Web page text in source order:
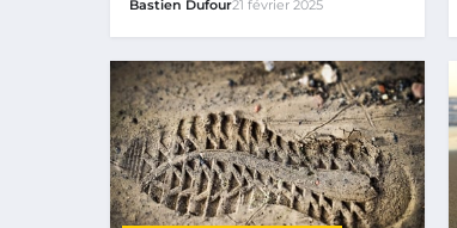
Bastien Dufour21 février 2025